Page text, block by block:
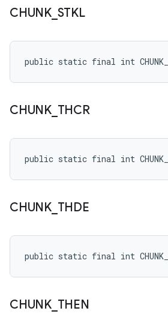
CHUNK_ STKL
public static final int
CHUNK_ THCR
public static final int
CHUNK_ THDE
public static final int
CHUNK_ THEN